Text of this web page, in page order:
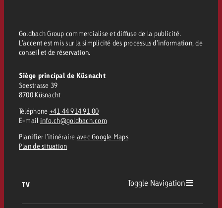
Goldbach Group commercialise et diffuse de la publicité.
L’accent est mis sur la simplicité des processus d’information, de
conseil et de réservation.
Siège principal de Küsnacht
Seestrasse 39
8700 Küsnacht
Téléphone +41 44 914 91 00
E-mail info.ch@goldbach.com
Planifier l’itinéraire avec Google Maps
Plan de situation
TV Toggle Navigation